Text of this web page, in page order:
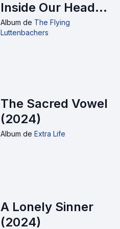
Inside Our Heads
(2024)
Album de The Flying
Luttenbachers
The Sacred Vowel
(2024)
Album de Extra Life
A Lonely Sinner
(2024)